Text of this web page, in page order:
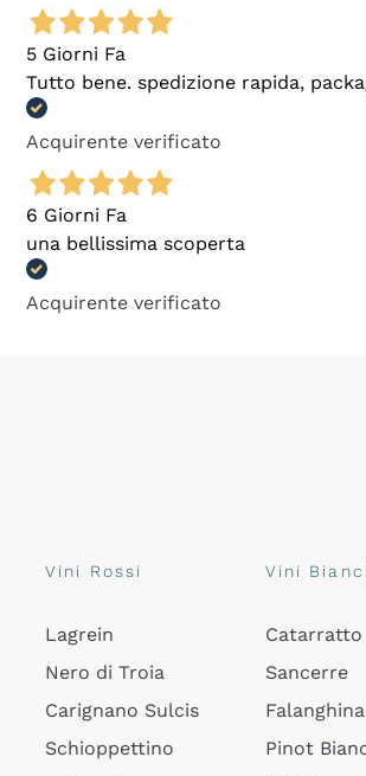
5 Giorni Fa
Tutto bene. spedizione rapida,
Acquirente verificato
6 Giorni Fa
una bellissima scoperta
Acquirente verificato
Vini Rossi
Lagrein
Nero di Troia
Carignano Sulcis
Schioppettino
Vini
Catarratto
Sancerre
Falanghina
Pinot